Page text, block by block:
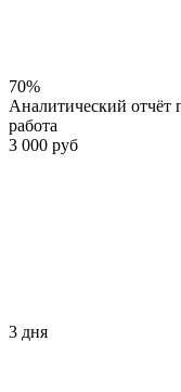
70%
Аналитический отчёт
работа
3 000 руб
3 дня